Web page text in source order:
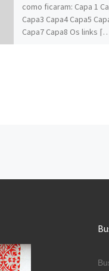
como ficaram: Capa 1
Capa3 Capa4 Capa5
Capa7 Capa8 Os links